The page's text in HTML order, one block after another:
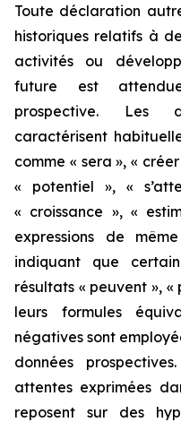
Toute déclaration
historiques relatifs à
activités ou
future est
prospective. Les
caractérisent
comme « sera », «
« potentiel », «
« croissance », «
expressions de
indiquant que
résultats « peuvent »,
leurs formules
négatives sont
données
attentes exprimées
reposent sur des